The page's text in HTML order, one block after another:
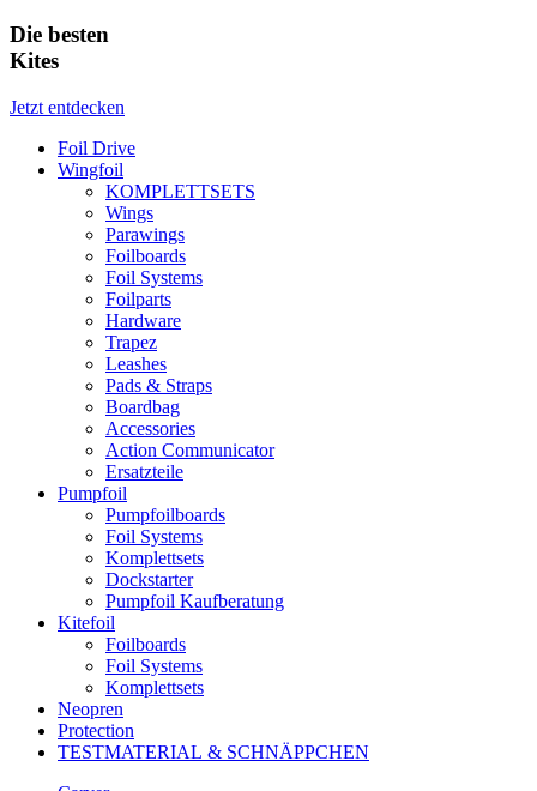
Die besten
Kites
Jetzt entdecken
Foil Drive
Wingfoil
KOMPLETTSETS
Wings
Parawings
Foilboards
Foil Systems
Foilparts
Hardware
Trapez
Leashes
Pads & Straps
Boardbag
Accessories
Action Communicator
Ersatzteile
Pumpfoil
Pumpfoilboards
Foil Systems
Komplettsets
Dockstarter
Pumpfoil Kaufberatung
Kitefoil
Foilboards
Foil Systems
Komplettsets
Neopren
Protection
TESTMATERIAL & SCHNÄPPCHEN